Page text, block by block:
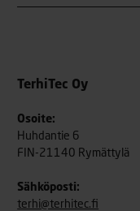
TerhiTec Oy
Osoite:
Huhdantie 6
FIN-21140 Rymättylä
Sähköposti:
terhi@terhitec.fi